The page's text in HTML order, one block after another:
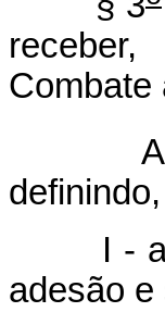
Combate
I - a
adesão